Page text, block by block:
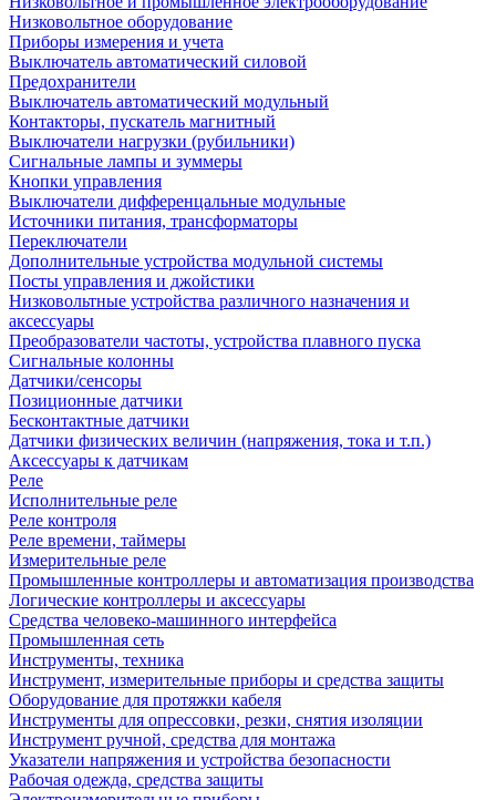
Низковольтное оборудование
Приборы измерения и учета
Выключатель автоматический силовой
Предохранители
Выключатель автоматический модульный
Контакторы, пускатель магнитный
Выключатели нагрузки (рубильники)
Сигнальные лампы и зуммеры
Кнопки управления
Выключатели дифференцальные модульные
Источники питания, трансформаторы
Переключатели
Дополнительные устройства модульной системы
Посты управления и джойстики
Низковольтные устройства различного назначения и
аксессуары
Преобразователи частоты, устройства плавного пуска
Сигнальные колонны
Датчики/сенсоры
Позиционные датчики
Бесконтактные датчики
Датчики физических величин (напряжения, тока и т.п.)
Аксессуары к датчикам
Реле
Исполнительные реле
Реле контроля
Реле времени, таймеры
Измерительные реле
Промышленные контроллеры и автоматизация производства
Логические контроллеры и аксессуары
Средства человеко-машинного интерфейса
Промышленная сеть
Инструменты, техника
Инструмент, измерительные приборы и средства защиты
Оборудование для протяжки кабеля
Инструменты для опрессовки, резки, снятия изоляции
Инструмент ручной, средства для монтажа
Указатели напряжения и устройства безопасности
Рабочая одежда, средства защиты